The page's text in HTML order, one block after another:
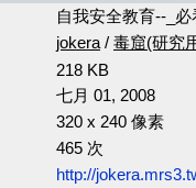
自我安全教育--_必
jokera / 毒窟(研究
218 KB
七月 01, 2008
320 x 240 像素
465 次
http://